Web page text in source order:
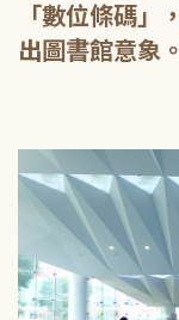
「數位條碼
出圖書館意象。